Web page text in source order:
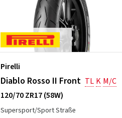
Pirelli
Diablo Rosso II Front TL K M/C
120/70 ZR17 (58W)
Supersport/Sport Straße